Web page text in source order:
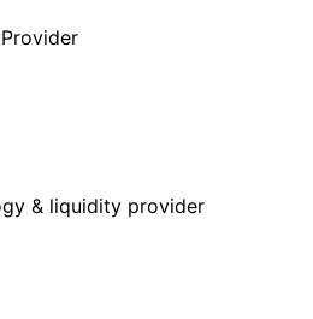
& liquidity provider